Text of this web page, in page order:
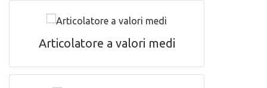
Articolatore a valori medi